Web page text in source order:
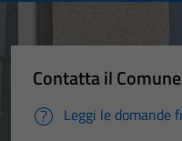
Contatta il Comune
Leggi le domande